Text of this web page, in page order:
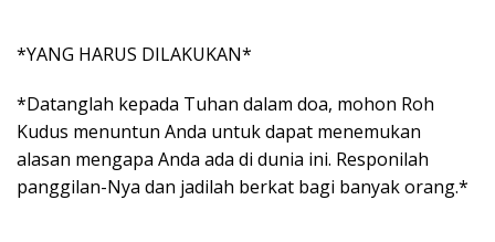
*YANG HARUS DILAKUKAN*
*Datanglah kepada Tuhan dalam doa, mohon Roh
Kudus menuntun Anda untuk dapat menemukan
alasan mengapa Anda ada di dunia ini. Responilah
panggilan-Nya dan jadilah berkat bagi banyak orang.*